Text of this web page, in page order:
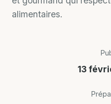
alimentaires.
13